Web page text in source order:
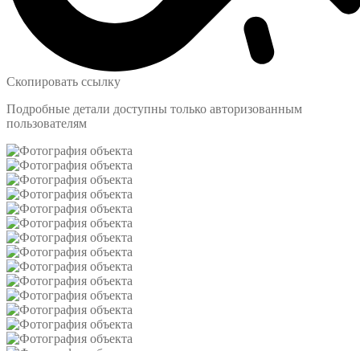
Скопировать ссылку
Подробные детали доступны только авторизованным
пользователям